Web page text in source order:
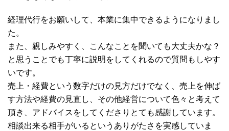
経理代行をお願いして、本業に集中できるようになりまし
た。
また、親しみやすく、こんなことを聞いても大丈夫かな？
と思うことでも丁寧に説明をしてくれるので質問もしやす
いです。
売上・経費という数字だけの見方だけでなく、売上を伸ば
す方法や経費の見直し、その他経営について色々と考えて
頂き、アドバイスをしてくださりとても感謝しています。
相談出来る相手がいるというありがたさを実感していま